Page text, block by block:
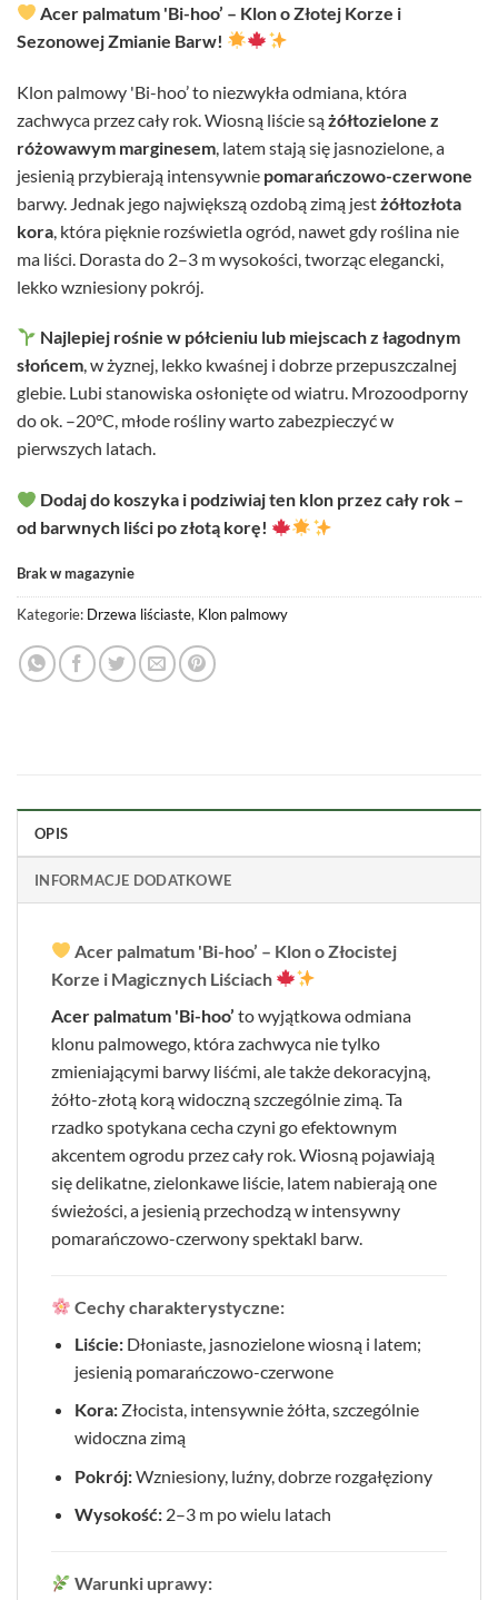
Acer palmatum 'Bi-hoo’ – Klon o Złotej Korze i
Sezonowej Zmianie Barw!
Klon palmowy 'Bi-hoo’ to niezwykła odmiana, która
zachwyca przez cały rok. Wiosną liście sążółtozielone z
różowawym marginesem , latem stają się jasnozielone, a
jesienią przybierają intensywnie pomarańczowo-czerwone
barwy. Jednak jego największą ozdobą zimą jestżółtozłota
kora , która pięknie rozświetla ogród, nawet gdy roślina nie
ma liści. Dorasta do 2–3 m wysokości, tworząc elegancki,
lekko wzniesiony pokrój.
Najlepiej rośnie w półcieniu lub miejscach z łagodnym
słońcem, w żyznej, lekko kwaśnej i dobrze przepuszczalnej
glebie. Lubi stanowiska osłonięte od wiatru. Mrozoodporny
do ok. –20°C, młode rośliny warto zabezpieczyć w
pierwszych latach.
Dodaj do koszyka i podziwiaj ten klon przez cały rok –
od barwnych liści po złotą korę!
Brak w magazynie
Kategorie: Drzewa liściaste, Klon palmowy
OPIS
INFORMACJE DODATKOWE
Acer palmatum 'Bi-hoo’ – Klon o Złocistej
Korze i Magicznych Liściach
Acer palmatum 'Bi-hoo’ to wyjątkowa odmiana
klonu palmowego, która zachwyca nie tylko
zmieniającymi barwy liśćmi, ale także dekoracyjną,
żółto-złotą korą widoczną szczególnie zimą. Ta
rzadko spotykana cecha czyni go efektownym
akcentem ogrodu przez cały rok. Wiosną pojawiają
się delikatne, zielonkawe liście, latem nabierają one
świeżości, a jesienią przechodzą w intensywny
pomarańczowo-czerwony spektakl barw.
Cechy charakterystyczne:
Liście:Dłoniaste, jasnozielone wiosną i latem;
jesienią pomarańczowo-czerwone
Kora:Złocista, intensywnie żółta, szczególnie
widoczna zimą
Pokrój:Wzniesiony, luźny, dobrze rozgałęziony
Wysokość:2–3 m po wielu latach
Warunki uprawy: